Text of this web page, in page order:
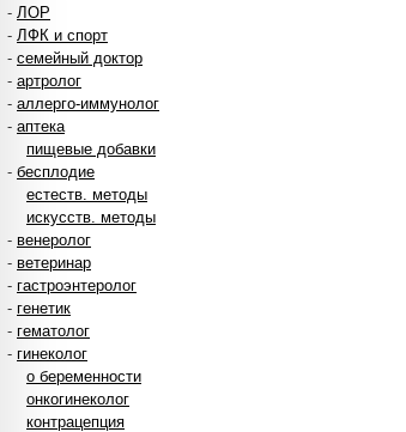
- ЛОР
- ЛФК и спорт
- семейный доктор
- артролог
- аллерго-иммунолог
- аптека
пищевые добавки
- бесплодие
естеств. методы
искусств. методы
- венеролог
- ветеринар
- гастроэнтеролог
- генетик
- гематолог
- гинеколог
о беременности
онкогинеколог
контрацепция